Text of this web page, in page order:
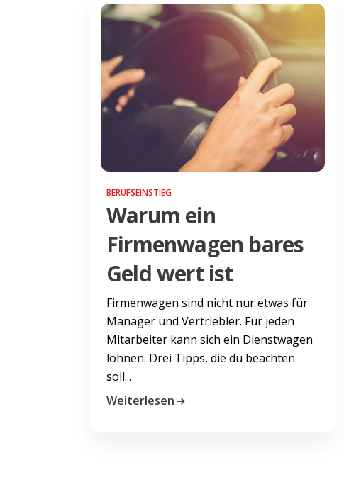
BERUFSEINSTIEG
Warum ein
Firmenwagen bares
Geld wert ist
Firmenwagen sind nicht nur etwas für
Manager und Vertriebler. Für jeden
Mitarbeiter kann sich ein Dienstwagen
lohnen. Drei Tipps, die du beachten
soll...
Weiterlesen